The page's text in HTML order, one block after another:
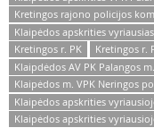
Kretingos rajono policijos
Klaipėdos apskrities
Kretingos r. PK
Kretingos r.
Klaipdėdos AV PK Palangos
Klaipėdos m. VPK Neringos
Klaipėdos apskrities
Klaipėdos apskrities